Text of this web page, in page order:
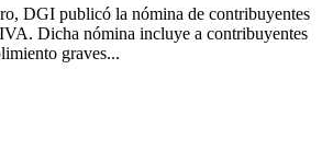
DGI publicó la nómina de contribuyentes
Dicha nómina incluye a contribuyentes
graves...